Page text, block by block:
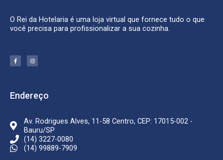
O Rei da Hotelaria é uma loja virtual que fornece tudo o que
você precisa para profissionalizar a sua cozinha.
F
a
c
k
-
n
s
m
Endereço
Av. Rodrigues Alves, 11-58 Centro, CEP: 17015-002 -
Bauru/SP
(14) 3227-0080
(14) 99889-7909